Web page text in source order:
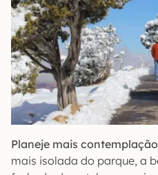
Planeje mais
mais isolada do parque, a